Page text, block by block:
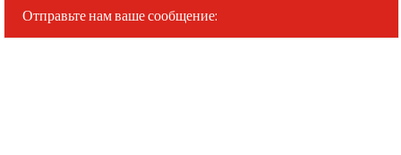
Отправьте нам ваше сообщение: